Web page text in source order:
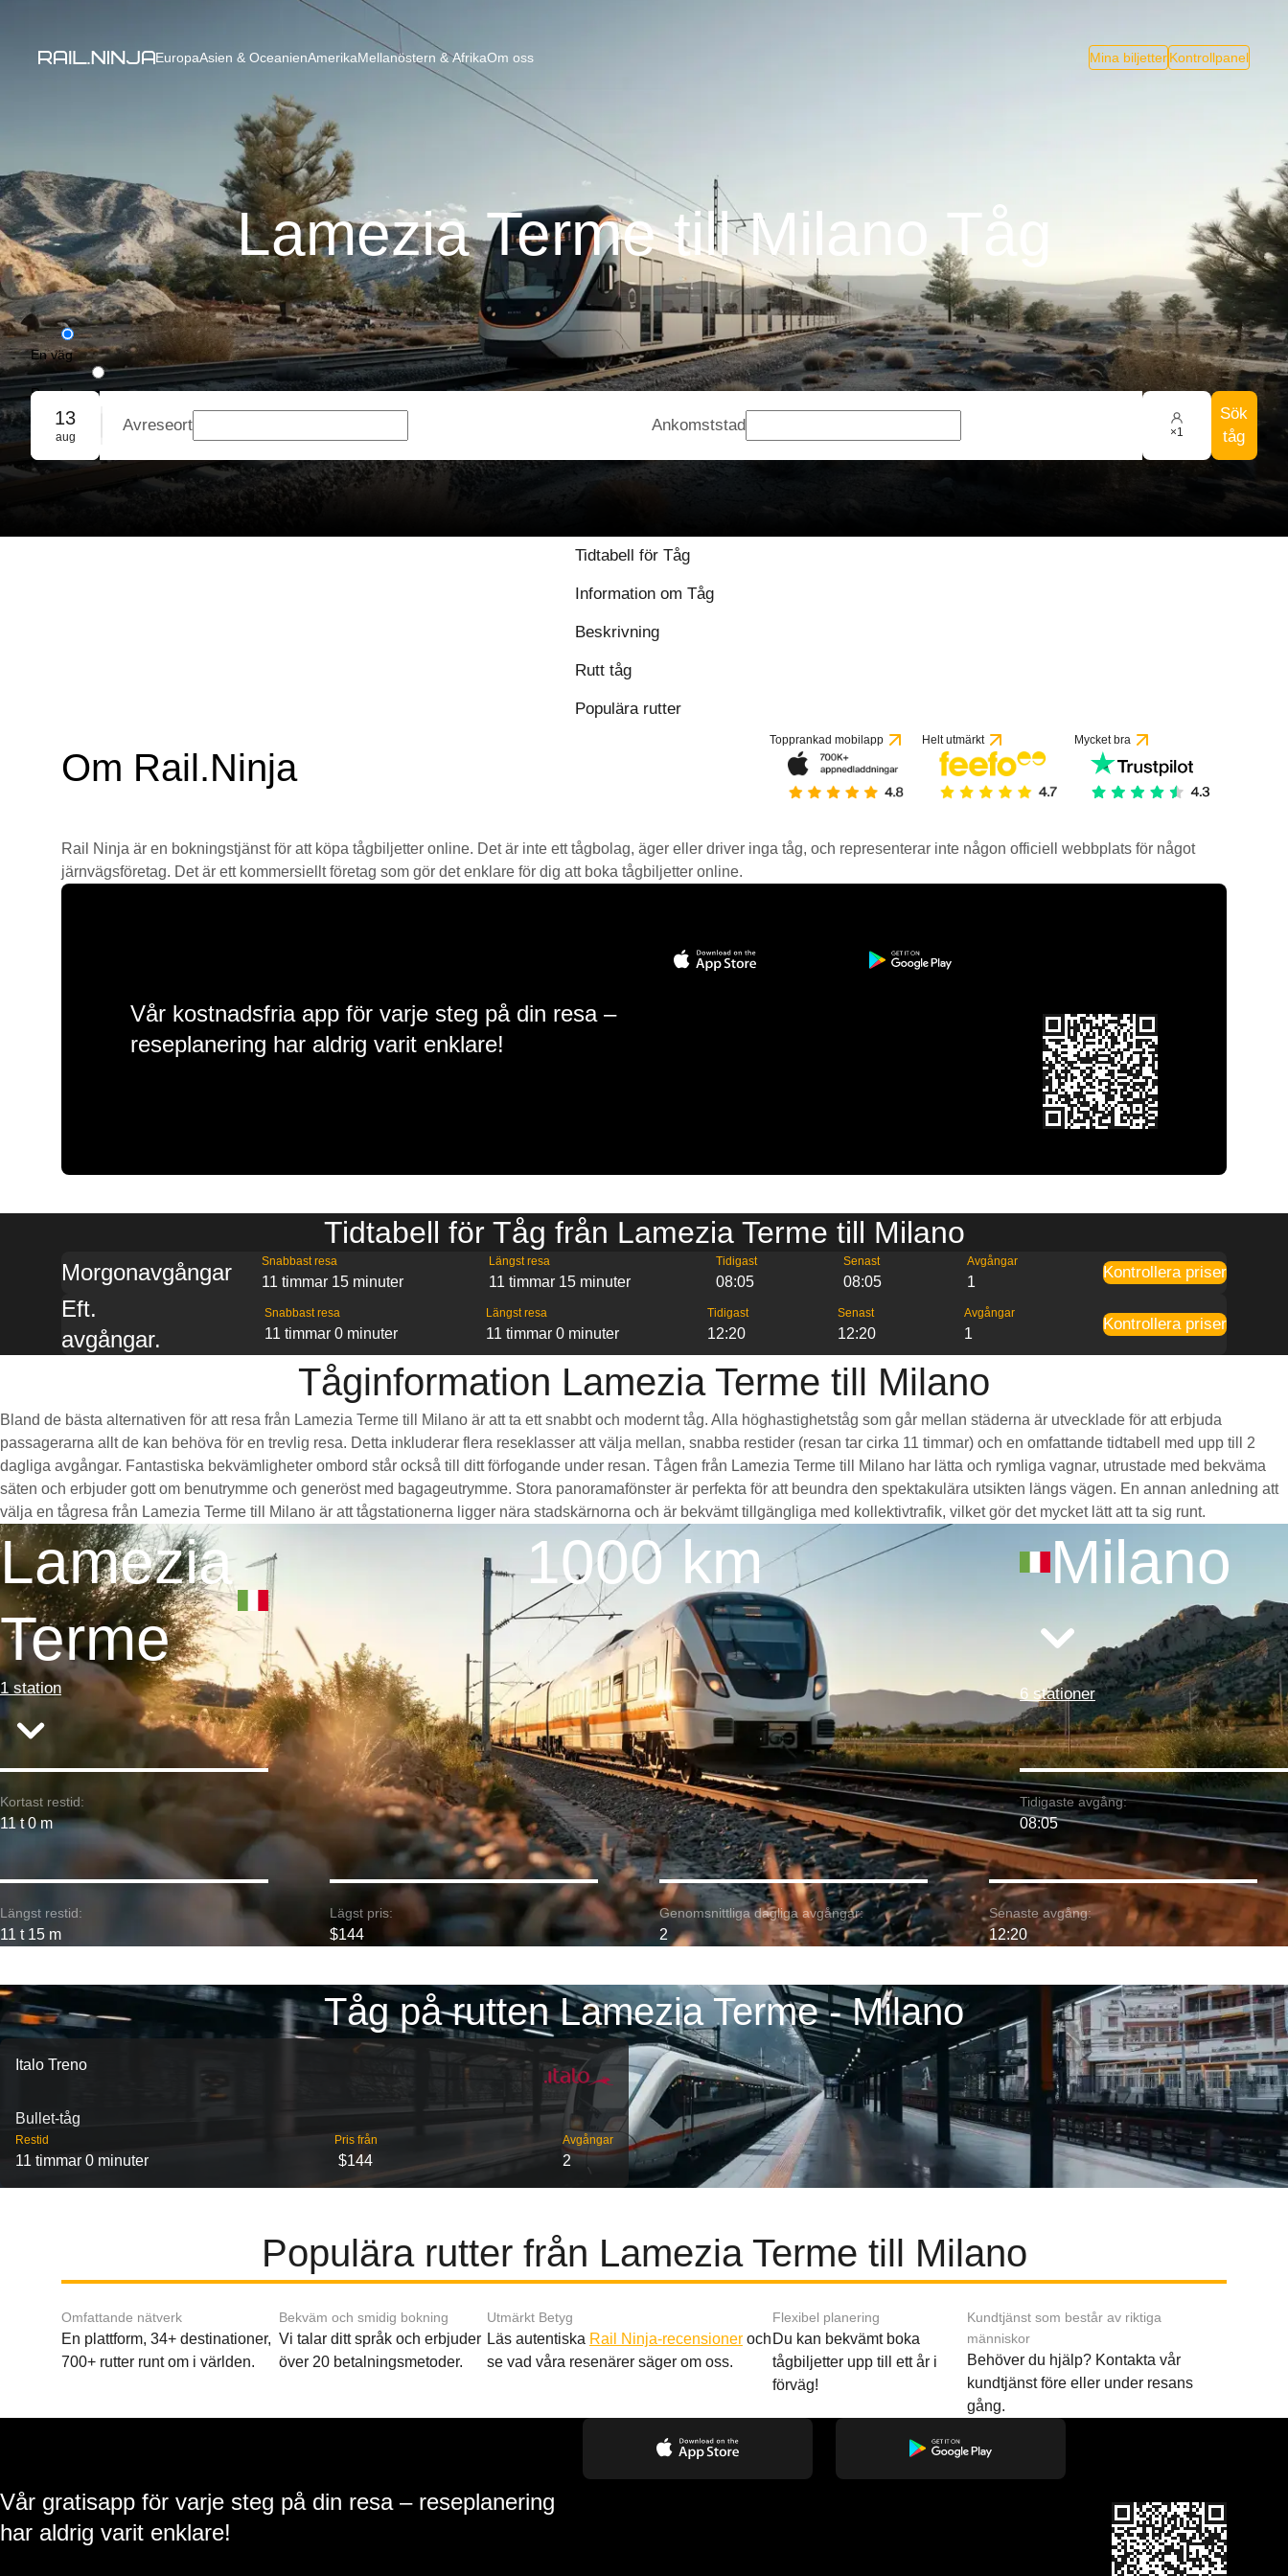
EuropaAsien & OceanienAmerikaMellanöstern & AfrikaOm oss Mina biljetterKontrollpanel
Lamezia Terme till Milano Tåg
En väg
Rundresa
Gruppbokning
13
aug
Avreseort Ankomststad ×1
Sök
tåg
Tidtabell för Tåg
Information om Tåg
Beskrivning
Rutt tåg
Populära rutter
Om Rail.Ninja
Topprankad mobilapp Helt utmärkt Mycket bra
Rail Ninja är en bokningstjänst för att köpa tågbiljetter online. Det är inte ett tågbolag, äger eller driver inga tåg, och representerar inte någon officiell webbplats för något
järnvägsföretag. Det är ett kommersiellt företag som gör det enklare för dig att boka tågbiljetter online.
Vår kostnadsfria app för varje steg på din resa –
reseplanering har aldrig varit enklare!
Tidtabell för Tåg från Lamezia Terme till Milano
Morgonavgångar Snabbast resa
11 timmar 15 minuter
Längst resa
11 timmar 15 minuter
Tidigast
08:05
Senast
08:05
Avgångar
1
Kontrollera priser
Eft.
avgångar.
Snabbast resa
11 timmar 0 minuter
Längst resa
11 timmar 0 minuter
Tidigast
12:20
Senast
12:20
Avgångar
1
Kontrollera priser
Tåginformation Lamezia Terme till Milano
Bland de bästa alternativen för att resa från Lamezia Terme till Milano är att ta ett snabbt och modernt tåg. Alla höghastighetståg som går mellan städerna är utvecklade för att erbjuda
passagerarna allt de kan behöva för en trevlig resa. Detta inkluderar flera reseklasser att välja mellan, snabba restider (resan tar cirka 11 timmar) och en omfattande tidtabell med upp till 2
dagliga avgångar. Fantastiska bekvämligheter ombord står också till ditt förfogande under resan. Tågen från Lamezia Terme till Milano har lätta och rymliga vagnar, utrustade med bekväma
säten och erbjuder gott om benutrymme och generöst med bagageutrymme. Stora panoramafönster är perfekta för att beundra den spektakulära utsikten längs vägen. En annan anledning att
välja en tågresa från Lamezia Terme till Milano är att tågstationerna ligger nära stadskärnorna och är bekvämt tillgängliga med kollektivtrafik, vilket gör det mycket lätt att ta sig runt.
Lamezia
Terme
1 station
1000 km Milano
6 stationer
Kortast restid:
11 t 0 m
Tidigaste avgång:
08:05
Längst restid:
11 t 15 m
Lägst pris:
$144
Genomsnittliga dagliga avgångar:
2
Senaste avgång:
12:20
Tåg på rutten Lamezia Terme - Milano
Italo Treno
Bullet-tåg
Restid
11 timmar 0 minuter
Pris från
$144
Avgångar
2
Populära rutter från Lamezia Terme till Milano
Omfattande nätverk
En plattform, 34+ destinationer,
700+ rutter runt om i världen.
Bekväm och smidig bokning
Vi talar ditt språk och erbjuder
över 20 betalningsmetoder.
Utmärkt Betyg
Läs autentiska Rail Ninja-recensioneroch
se vad våra resenärer säger om oss.
Flexibel planering
Du kan bekvämt boka
tågbiljetter upp till ett år i
förväg!
Kundtjänst som består av riktiga
människor
Behöver du hjälp? Kontakta vår
kundtjänst före eller under resans
gång.
Vår gratisapp för varje steg på din resa – reseplanering
har aldrig varit enklare!